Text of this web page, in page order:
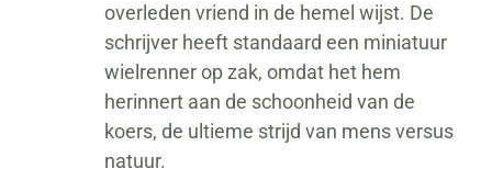
overleden vriend in de hemel wijst. De
schrijver heeft standaard een miniatuur
wielrenner op zak, omdat het hem
herinnert aan de schoonheid van de
koers, de ultieme strijd van mens versus
natuur.